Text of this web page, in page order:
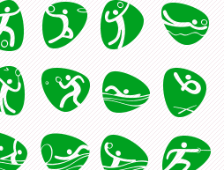
运精英代表 [高清组图]奥运总结大会在京